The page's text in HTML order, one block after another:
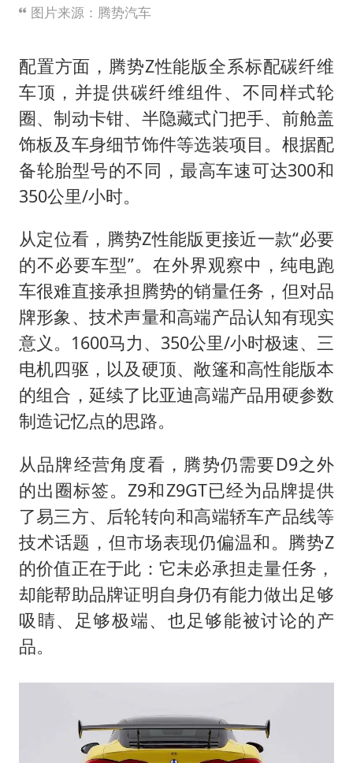
图片来源：腾势汽车
配置方面，腾势Z性能版全系标配碳纤维
车顶，并提供碳纤维组件、不同样式轮
圈、制动卡钳、半隐藏式门把手、前舱盖
饰板及车身细节饰件等选装项目。根据配
备轮胎型号的不同，最高车速可达300和
350公里/小时。
从定位看，腾势Z性能版更接近一款“必要
的不必要车型”。在外界观察中，纯电跑
车很难直接承担腾势的销量任务，但对品
牌形象、技术声量和高端产品认知有现实
意义。1600马力、350公里/小时极速、三
电机四驱，以及硬顶、敞篷和高性能版本
的组合，延续了比亚迪高端产品用硬参数
制造记忆点的思路。
从品牌经营角度看，腾势仍需要D9之外
的出圈标签。Z9和Z9GT已经为品牌提供
了易三方、后轮转向和高端轿车产品线等
技术话题，但市场表现仍偏温和。腾势Z
的价值正在于此：它未必承担走量任务，
却能帮助品牌证明自身仍有能力做出足够
吸睛、足够极端、也足够能被讨论的产
品。